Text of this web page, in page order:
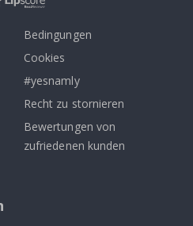
Bedingungen
Cookies
#yesnamly
Recht zu stornieren
Bewertungen von
zufriedenen kunden